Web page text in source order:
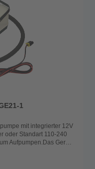
1
mit integrierter 12V
oder Standart 110-240
Aufpumpen.Das Gerät